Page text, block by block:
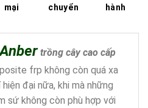
mại
chuyển
hành
trồng cây cao cấp
frp không còn quá xa
đại nữa, khi mà những
sứ không còn phù hợp với